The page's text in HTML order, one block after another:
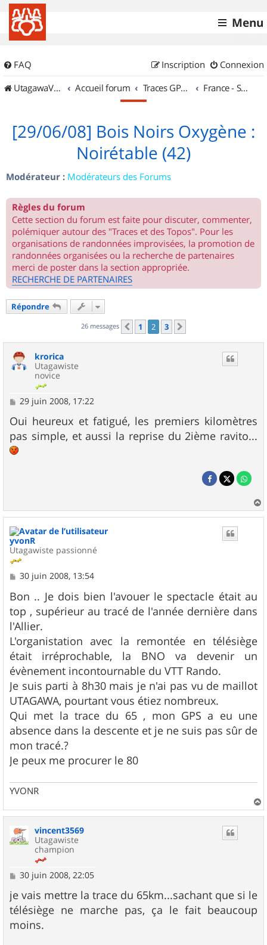
Menu
FAQ Connexion
Inscription
UtagawaVTT (Randos VTT et VTTAE avec traces GPS)
Accueil forum Traces GPS de randos VTT France - Sud Est
[29/06/08] Bois Noirs Oxygène :
Noirétable (42)
Modérateur : Modérateurs des Forums
Règles du forum
Cette section du forum est faite pour discuter, commenter,
polémiquer autour des "Traces et des Topos". Pour les
organisations de randonnées improvisées, la promotion de
randonnées organisées ou la recherche de partenaires
merci de poster dans la section appropriée.
RECHERCHE DE PARTENAIRES
Répondre
26 messages Précédent
1 2 3
krorica
Utagawiste
novice
M
s
s
a
g
e
29 juin 2008, 17:22
Oui heureux et fatigué, les premiers kilomètres
pas simple, et aussi la reprise du 2ième ravito...
a
yvonR
Utagawiste passionné
M
s
s
a
g
e
30 juin 2008, 13:54
Bon .. Je dois bien l'avouer le spectacle était au
top , supérieur au tracé de l'année dernière dans
l'Allier.
L'organistation avec la remontée en télésiège
était irréprochable, la BNO va devenir un
évènement incontournable du VTT Rando.
Je suis parti à 8h30 mais je n'ai pas vu de maillot
UTAGAWA, pourtant vous étiez nombreux.
Qui met la trace du 65 , mon GPS a eu une
absence dans la descente et je ne suis pas sûr de
mon tracé.?
Je peux me procurer le 80
YVONR
a
vincent3569
Utagawiste
champion
M
s
s
a
g
e
30 juin 2008, 22:05
je vais mettre la trace du 65km...sachant que si le
télésiège ne marche pas, ça le fait beaucoup
moins.